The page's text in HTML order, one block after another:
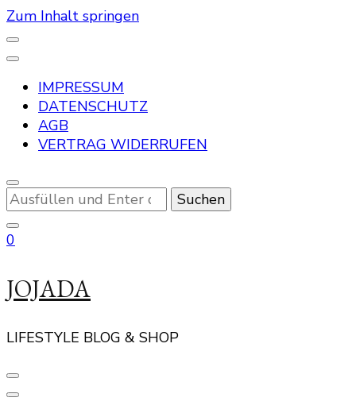
Zum Inhalt springen
IMPRESSUM
DATENSCHUTZ
AGB
VERTRAG WIDERRUFEN
Suchst
du
nach
0
JOJADA
LIFESTYLE BLOG & SHOP